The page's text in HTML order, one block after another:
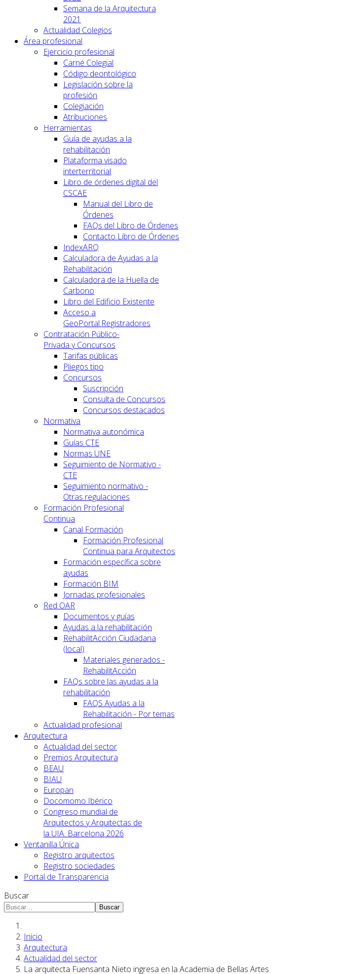
Semana de la Arquitectura
2021
Actualidad Colegios
Área profesional
Ejercicio profesional
Carné Colegial
Código deontológico
Legislación sobre la
profesión
Colegiación
Atribuciones
Herramientas
Guía de ayudas a la
rehabilitación
Plataforma visado
interterritorial
Libro de órdenes digital del
CSCAE
Manual del Libro de
Órdenes
FAQs del Libro de Órdenes
Contacto Libro de Órdenes
IndexARQ
Calculadora de Ayudas a la
Rehabilitación
Calculadora de la Huella de
Carbono
Libro del Edificio Existente
Acceso a
GeoPortal.Registradores
Contratación Público-
Privada y Concursos
Tarifas públicas
Pliegos tipo
Concursos
Suscripción
Consulta de Concursos
Concursos destacados
Normativa
Normativa autonómica
Guías CTE
Normas UNE
Seguimiento de Normativo -
CTE
Seguimiento normativo -
Otras regulaciones
Formación Profesional
Continua
Canal Formación
Formación Profesional
Continua para Arquitectos
Formación específica sobre
ayudas
Formación BIM
Jornadas profesionales
Red OAR
Documentos y guías
Ayudas a la rehabilitación
RehabilitAcción Ciudadana
(local)
Materiales generados -
RehabilitAcción
FAQs sobre las ayudas a la
rehabilitación
FAQS Ayudas a la
Rehabilitación - Por temas
Actualidad profesional
Arquitectura
Actualidad del sector
Premios Arquitectura
BEAU
BIAU
Europan
Docomomo Ibérico
Congreso mundial de
Arquitectos y Arquitectas de
la UIA. Barcelona 2026
Ventanilla Única
Registro arquitectos
Registro sociedades
Portal de Transparencia
Buscar
Buscar
Inicio
Arquitectura
Actualidad del sector
La arquitecta Fuensanta Nieto ingresa en la Academia de Bellas Artes